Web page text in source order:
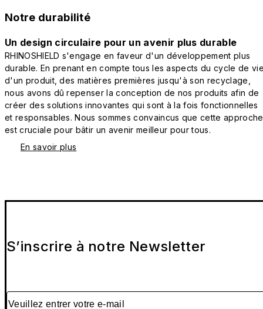
Notre durabilité
Un design circulaire pour un avenir plus durable
RHINOSHIELD s'engage en faveur d'un développement plus
durable. En prenant en compte tous les aspects du cycle de
d'un produit, des matières premières jusqu'à son recyclage,
nous avons dû repenser la conception de nos produits afin de
créer des solutions innovantes qui sont à la fois fonctionnelles
et responsables. Nous sommes convaincus que cette approche
est cruciale pour bâtir un avenir meilleur pour tous.
En savoir plus
S’inscrire à notre Newsletter
Veuillez entrer votre e-mail